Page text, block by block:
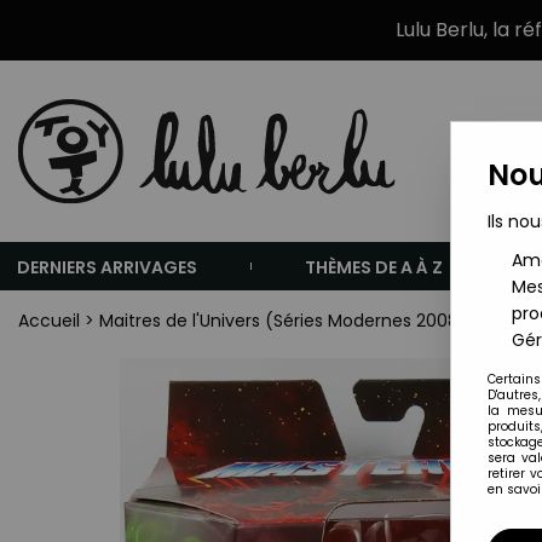
Lulu Berlu, la
DERNIERS ARRIVAGES THÈMES DE A À Z
Accueil > Maitres de l'Univers (Séries Modernes 2008 et +) >
Ils
la
sera
retirer
en